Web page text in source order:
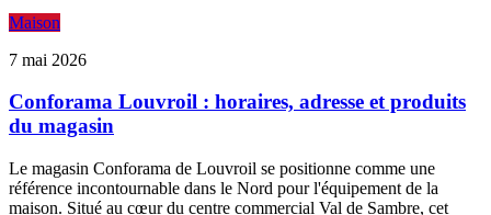
Maison
7 mai 2026
Conforama Louvroil : horaires, adresse et produits
du magasin
Le magasin Conforama de Louvroil se positionne comme une
référence incontournable dans le Nord pour l'équipement de la
maison. Situé au cœur du centre commercial Val de Sambre, cet